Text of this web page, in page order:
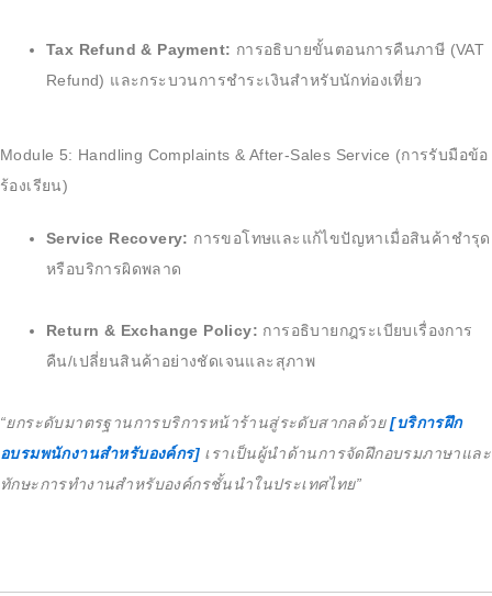
Tax Refund & Payment: การอธิบายขั้นตอนการคืนภาษี (VAT
Refund) และกระบวนการชำระเงินสำหรับนักท่องเที่ยว
Module 5: Handling Complaints & After-Sales Service (การรับมือข้อ
ร้องเรียน)
Service Recovery: การขอโทษและแก้ไขปัญหาเมื่อสินค้าชำรุด
หรือบริการผิดพลาด
Return & Exchange Policy: การอธิบายกฎระเบียบเรื่องการ
คืน/เปลี่ยนสินค้าอย่างชัดเจนและสุภาพ
“ยกระดับมาตรฐานการบริการหน้าร้านสู่ระดับสากลด้วย[บริการฝึก
อบรมพนักงานสำหรับองค์กร] เราเป็นผู้นำด้านการจัดฝึกอบรมภาษาและ
ทักษะการทำงานสำหรับองค์กรชั้นนำในประเทศไทย”